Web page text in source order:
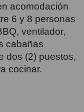
acomodación
6 y 8 personas
ventilador,
cabañas
dos (2) puestos,
cocinar.